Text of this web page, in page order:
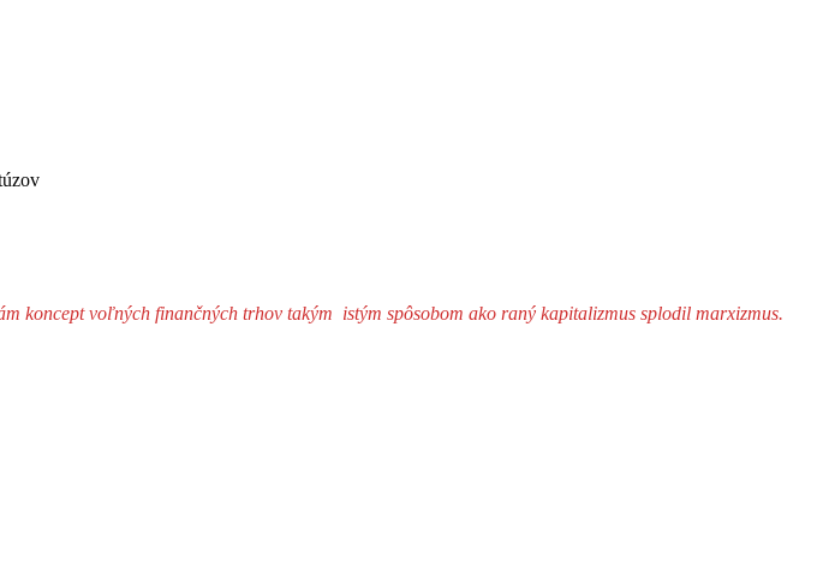
koncept voľných finančných trhov takým istým spôsobom ako raný kapitalizmus splodil marxizmus.